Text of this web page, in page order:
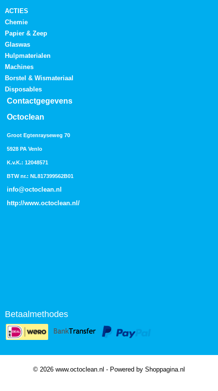
ACTIES
Chemie
Papier & Zeep
Glaswas
Hulpmaterialen
Machines
Borstel & Wismateriaal
Disposables
Contactgegevens
Octoclean
Groot Egtenrayseweg 70
5928 PA Venlo
K.v.K.: 12048571
BTW nr.: NL817399562B01
info@octoclean.nl
http://www.octoclean.nl /
Betaalmethodes
© 2026 www.octoclean.nl - Powered by Shoppagina.nl